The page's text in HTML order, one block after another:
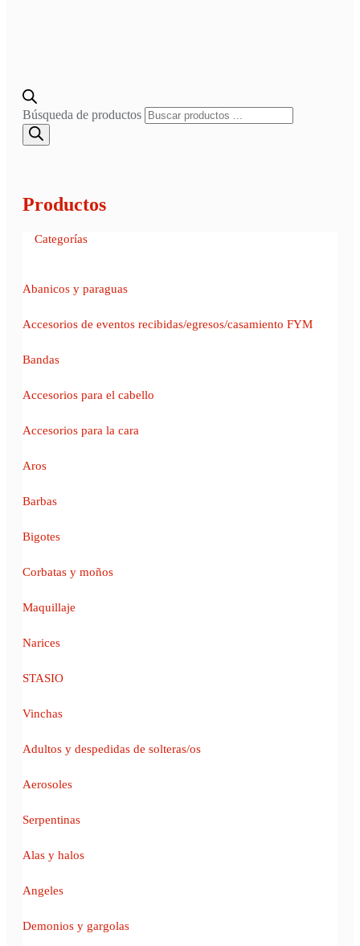
Búsqueda de productos
Productos
Categorías
Abanicos y paraguas
Accesorios de eventos recibidas/egresos/casamiento FYM
Bandas
Accesorios para el cabello
Accesorios para la cara
Aros
Barbas
Bigotes
Corbatas y moños
Maquillaje
Narices
STASIO
Vinchas
Adultos y despedidas de solteras/os
Aerosoles
Serpentinas
Alas y halos
Angeles
Demonios y gargolas